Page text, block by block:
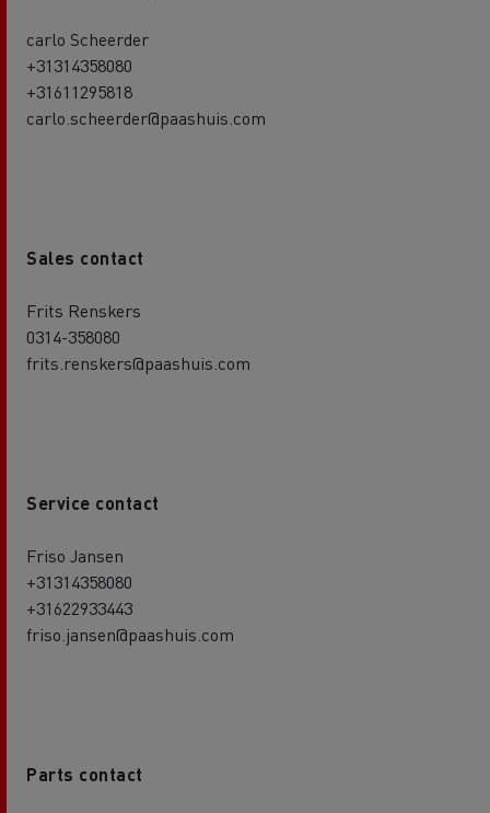
carlo Scheerder
+31314358080
+31611295818
carlo.scheerder@paashuis.com
Sales contact
Frits Renskers
0314-358080
frits.renskers@paashuis.com
Service contact
Friso Jansen
+31314358080
+31622933443
friso.jansen@paashuis.com
Parts contact